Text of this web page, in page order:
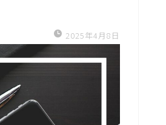
2025年4月8日